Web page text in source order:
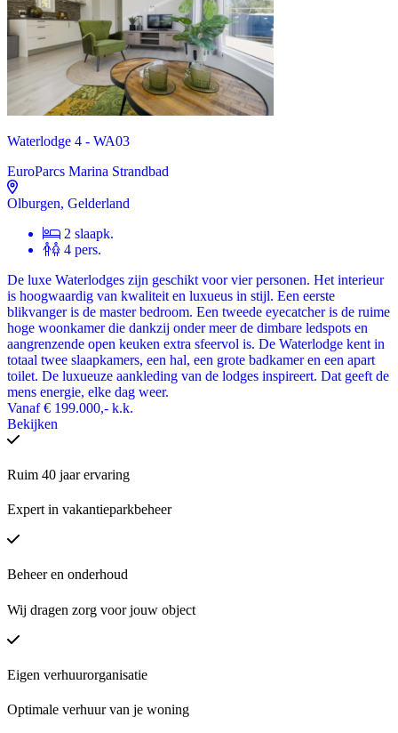
Waterlodge 4 - WA03
EuroParcs Marina Strandbad
Olburgen, Gelderland
2 slaapk.
4 pers.
De luxe Waterlodges zijn geschikt voor vier personen. Het interieur
is hoogwaardig van kwaliteit en luxueus in stijl. Een eerste
blikvanger is de master bedroom. Een tweede eyecatcher is de ruime
hoge woonkamer die dankzij onder meer de dimbare ledspots en
aangrenzende open keuken extra sfeervol is. De Waterlodge kent in
totaal twee slaapkamers, een hal, een grote badkamer en een apart
toilet. De luxueuze aankleding van de lodges inspireert. Dat geeft de
mens energie, elke dag weer.
Vanaf € 199.000,- k.k.
Bekijken
Ruim 40 jaar ervaring
Expert in vakantieparkbeheer
Beheer en onderhoud
Wij dragen zorg voor jouw object
Eigen verhuurorganisatie
Optimale verhuur van je woning